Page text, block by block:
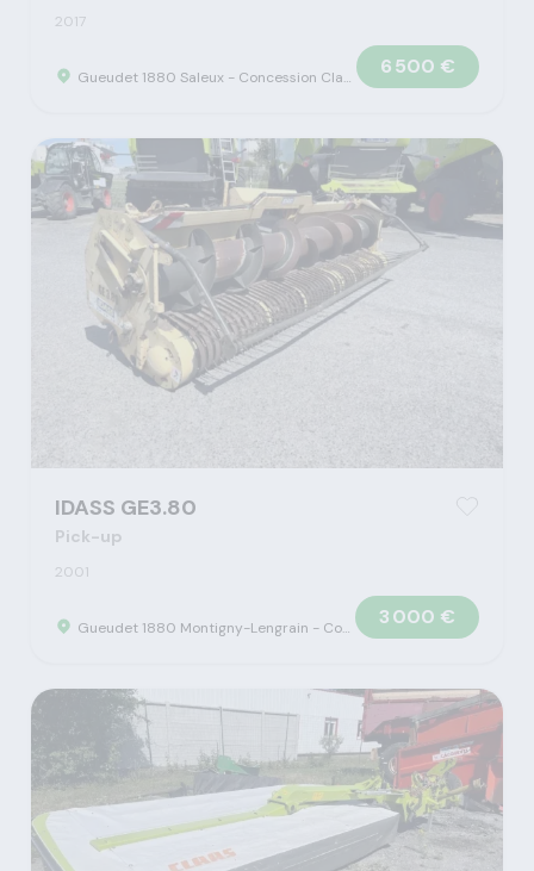
2017
Gueudet 1880 Saleux - Concession Claas 6 500 €
IDASS GE3.80
Pick-up
2001
Gueudet 1880 Montigny-Lengrain - Concession Claas 3 000 €